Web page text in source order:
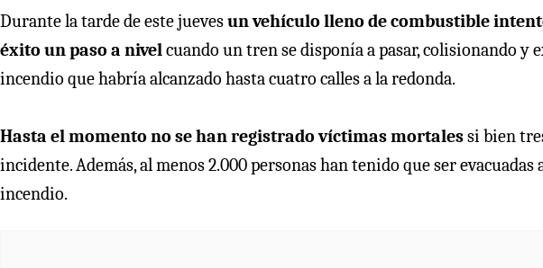
Durante la tarde de este juevesun vehículo lleno de combustible
éxito un paso a nivelcuando un tren se disponía a pasar, colisionando
incendio que habría alcanzado hasta cuatro calles a la redonda.
Hasta el momento no se han registrado víctimas mortalessi bien
incidente. Además, al menos 2.000 personas han tenido que ser evacuadas
incendio.